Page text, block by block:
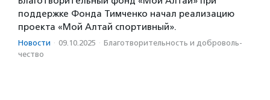
поддержке Фонда Тимченко начал реализацию
проекта «Мой Алтай спортивный».
Новости · 09.10.2025 · Благотвори­тель­ность и доброволь­
чест­во